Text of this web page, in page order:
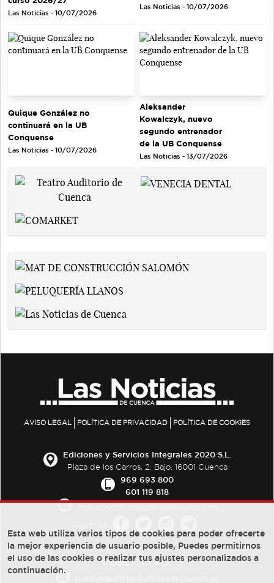
Las Noticias - 10/07/2026
Las Noticias - 10/07/2026
Quique González no
continuará en la UB
Conquense
Las Noticias - 10/07/2026
Aleksander
Kowalczyk, nuevo
segundo entrenador
de la UB Conquense
Las Noticias - 13/07/2026
AVISO LEGAL POLÍTICA DE PRIVACIDAD POLÍTICA DE COOKIES
Ediciones y Servicios Integrales 2020 S.L.
Plaza de los Carros, 2. Bajo. 16001 Cuenca
969 693 800
601 119 818
PUBLICIDAD:
Esta web utiliza varios tipos de cookies para poder ofrecerte
la mejor experiencia de usuario posible, Puedes permitirnos
el uso de las cookies o realizar tus ajustes personalizados a
continuación.